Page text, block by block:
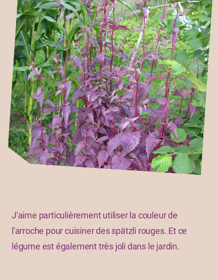
J'aime particulièrement utiliser la couleur de
l'arroche pour cuisiner des spätzli rouges. Et ce
légume est également très joli dans le jardin.